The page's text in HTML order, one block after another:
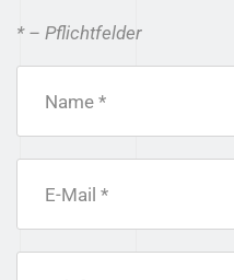
* – Pflichtfelder
Name *
E-Mail *